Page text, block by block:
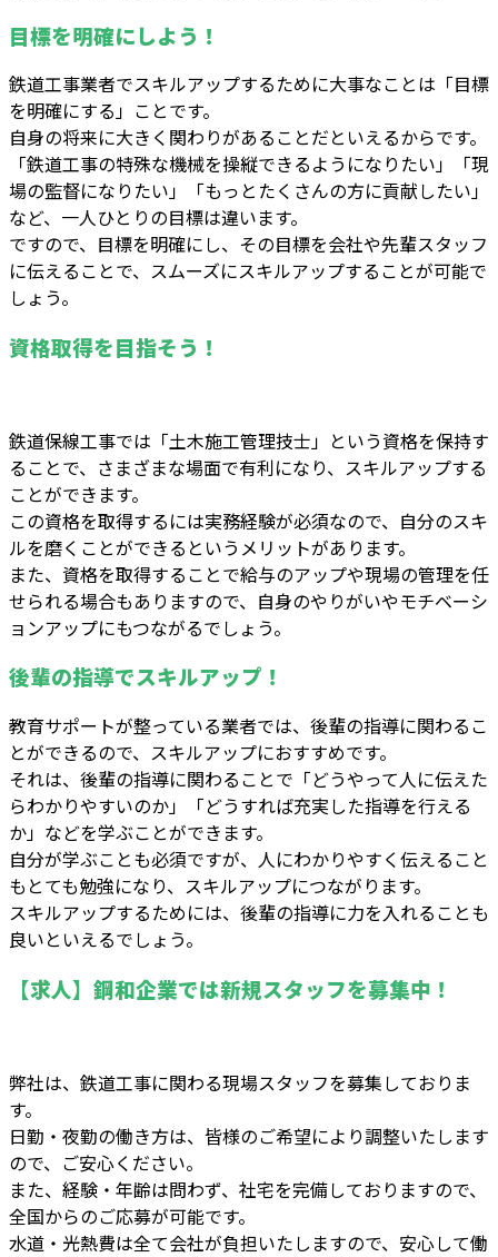
目標を明確にしよう！
鉄道工事業者でスキルアップするために大事なことは「目標
を明確にする」ことです。
自身の将来に大きく関わりがあることだといえるからです。
「鉄道工事の特殊な機械を操縦できるようになりたい」「現
場の監督になりたい」「もっとたくさんの方に貢献したい」
など、一人ひとりの目標は違います。
ですので、目標を明確にし、その目標を会社や先輩スタッフ
に伝えることで、スムーズにスキルアップすることが可能で
しょう。
資格取得を目指そう！
鉄道保線工事では「土木施工管理技士」という資格を保持す
ることで、さまざまな場面で有利になり、スキルアップする
ことができます。
この資格を取得するには実務経験が必須なので、自分のスキ
ルを磨くことができるというメリットがあります。
また、資格を取得することで給与のアップや現場の管理を任
せられる場合もありますので、自身のやりがいやモチベーシ
ョンアップにもつながるでしょう。
後輩の指導でスキルアップ！
教育サポートが整っている業者では、後輩の指導に関わるこ
とができるので、スキルアップにおすすめです。
それは、後輩の指導に関わることで「どうやって人に伝えた
らわかりやすいのか」「どうすれば充実した指導を行える
か」などを学ぶことができます。
自分が学ぶことも必須ですが、人にわかりやすく伝えること
もとても勉強になり、スキルアップにつながります。
スキルアップするためには、後輩の指導に力を入れることも
良いといえるでしょう。
【求人】鋼和企業では新規スタッフを募集中！
弊社は、鉄道工事に関わる現場スタッフを募集しておりま
す。
日勤・夜勤の働き方は、皆様のご希望により調整いたします
ので、ご安心ください。
また、経験・年齢は問わず、社宅を完備しておりますので、
全国からのご応募が可能です。
水道・光熱費は全て会社が負担いたしますので、安心して働